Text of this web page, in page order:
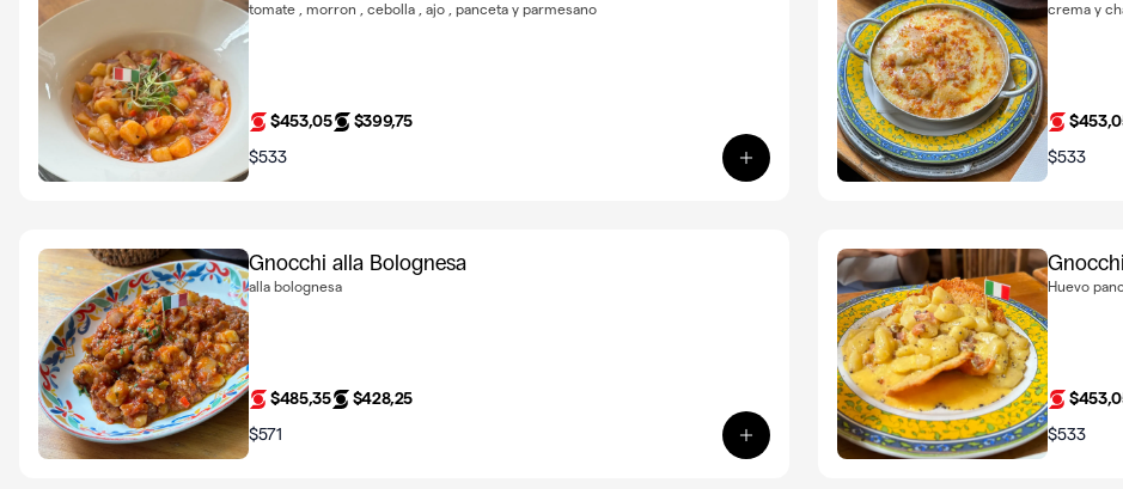
tomate , morron , cebolla , ajo , panceta y parmesano
$453,05 $399,75
$533
Ver producto: Gnocchi alla Amatriciana
crema y
$533
Gnocchi alla Bolognesa
alla bolognesa
$485,35 $428,25
$571
Ver producto: Gnocchi alla Bolognesa
Huevo
$533